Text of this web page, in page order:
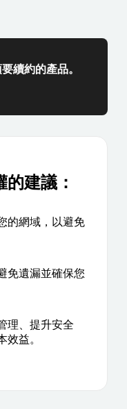
續約的產品。
建議：
的網域，以避免
免遺漏並確保您
理、提升安全
效益。